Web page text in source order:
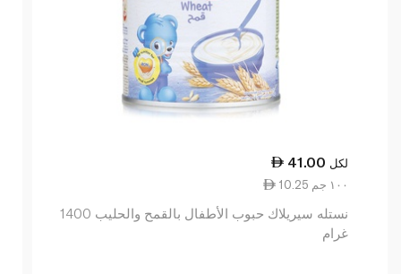
41.00 لكل
10.25 ١٠٠ جم
نستله سيريلاك حبوب الأطفال بالقمح والحليب 1400
غرام